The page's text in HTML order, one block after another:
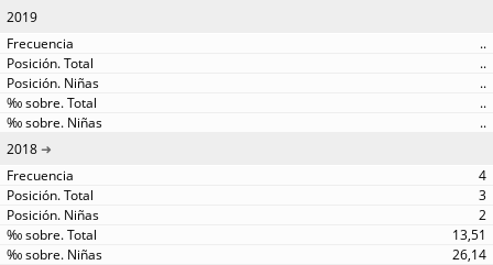
2019
..
..
..
..
..
2018
4
3
2
13,51
26,14